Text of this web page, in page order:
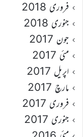
فروری 2018
جنوری 2018
جون 2017
مئی 2017
اپریل 2017
مارچ 2017
فروری 2017
جنوری 2017